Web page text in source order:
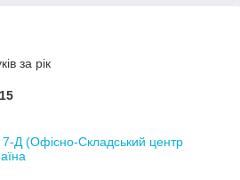
за рік
7-Д (Офісно-Складський центр